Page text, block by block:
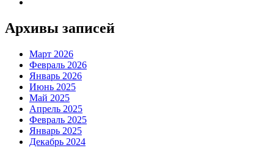
Архивы записей
Март 2026
Февраль 2026
Январь 2026
Июнь 2025
Май 2025
Апрель 2025
Февраль 2025
Январь 2025
Декабрь 2024